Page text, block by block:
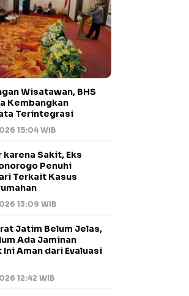
Wisatawan, BHS
Kembangkan
Terintegrasi
15:04 WIB
karena Sakit, Eks
Penuhi
Terkait Kasus
13:09 WIB
Jatim Belum Jelas,
Ada Jaminan
Ini Aman dari Evaluasi
12:42 WIB